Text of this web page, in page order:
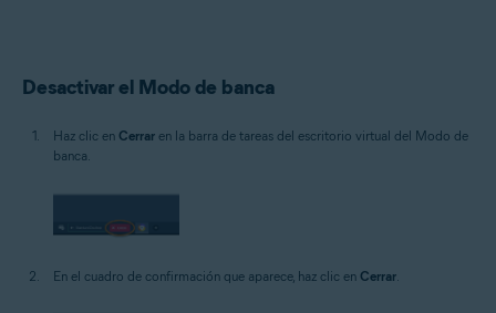
Desactivar el Modo de banca
Haz clic en Cerrar en la barra de tareas del escritorio virtual del Modo de
banca.
En el cuadro de confirmación que aparece, haz clic en Cerrar.